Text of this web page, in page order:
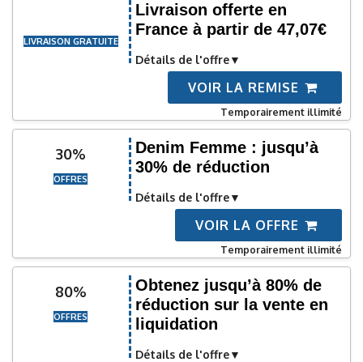
LIVRAISON GRATUITE
Livraison offerte en
France à partir de 47,07€
Détails de l'offre
VOIR LA REMISE
Temporairement illimité
30%
OFFRES
Denim Femme : jusqu’à
30% de réduction
Détails de l'offre
VOIR LA OFFRE
Temporairement illimité
80%
OFFRES
Obtenez jusqu’à 80% de
réduction sur la vente en
liquidation
Détails de l'offre